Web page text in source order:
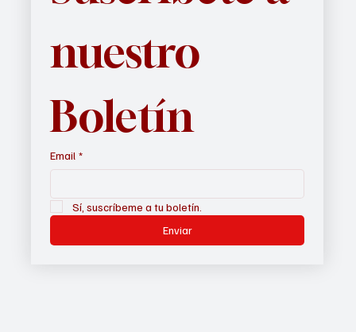
nuestro
Boletín
Email *
Sí, suscríbeme a tu boletín.
Enviar